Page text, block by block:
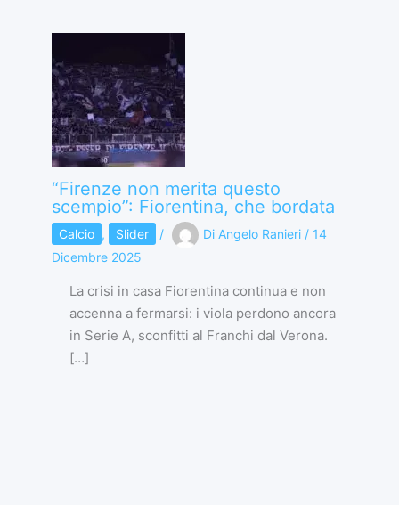
“Firenze non merita questo
scempio”: Fiorentina, che bordata
Calcio , Slider / Di Angelo Ranieri / 14
Dicembre 2025
La crisi in casa Fiorentina continua e non
accenna a fermarsi: i viola perdono ancora
in Serie A, sconfitti al Franchi dal Verona.
[…]